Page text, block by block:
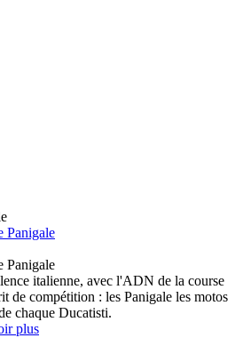
Panigale
Panigale
italienne, avec l'ADN de la course
de compétition : les Panigale les motos
chaque Ducatisti.
plus